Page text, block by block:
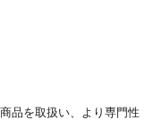
品を取扱い、より専門性